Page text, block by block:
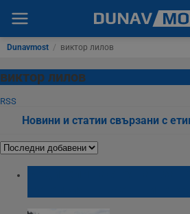
Dunavmost / виктор лилов
виктор лилов
RSS
Новини и статии свързани с